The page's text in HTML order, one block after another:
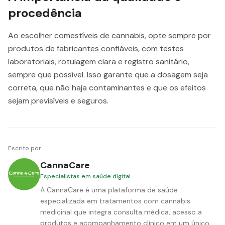
procedência
Ao escolher comestíveis de cannabis, opte sempre por
produtos de fabricantes confiáveis, com testes
laboratoriais, rotulagem clara e registro sanitário,
sempre que possível. Isso garante que a dosagem seja
correta, que não haja contaminantes e que os efeitos
sejam previsíveis e seguros.
Escrito por
CannaCare
Especialistas em saúde digital
A CannaCare é uma plataforma de saúde
especializada em tratamentos com cannabis
medicinal que integra consulta médica, acesso a
produtos e acompanhamento clínico em um único